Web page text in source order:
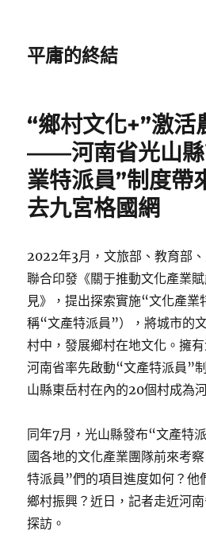
平庸的終結
“鄉村文化+”激活
——河南省光山縣
業特派員”制度帶
去九宮格國網
2022年3月，文旅部、教育部
聯合印發《關于推動文化產業
見》，提出探索實施“文化產
稱“文產特派員”），將城市的
村中，發展鄉村在地文化。擁
河南省率先啟動“文產特派員”
山縣東岳村在內的20個村成為
同年7月，光山縣發布“文產特
國各地的文化產業團隊前來考
特派員”們的項目進度如何？他
鄉村振興？近日，記者走近河
探訪。